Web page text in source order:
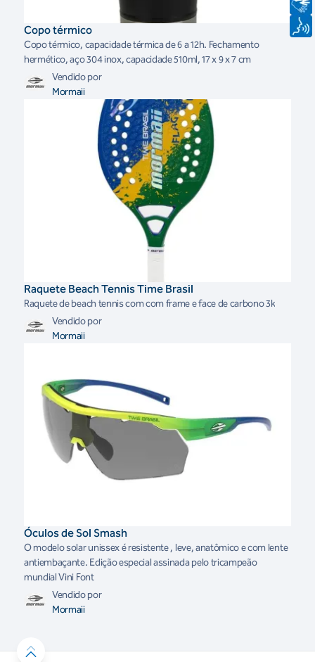
Copo térmico
Copo térmico, capacidade térmica de 6 a 12h. Fechamento
hermético, aço 304 inox, capacidade 510ml, 17 x 9 x 7 cm
Vendido por
Mormaii
Raquete Beach Tennis Time Brasil
Raquete de beach tennis com com frame e face de carbono 3k
Vendido por
Mormaii
Óculos de Sol Smash
O modelo solar unissex é resistente , leve, anatômico e com lente
antiembaçante. Edição especial assinada pelo tricampeão
mundial Vini Font
Vendido por
Mormaii